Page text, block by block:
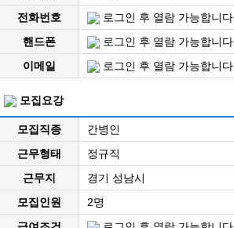
전화번호
로그인 후 열람 가능합니다.
핸드폰
로그인 후 열람 가능합니다.
이메일
로그인 후 열람 가능합니다.
모집요강
모집직종
간병인
근무형태
정규직
근무지
경기 성남시
모집인원
2명